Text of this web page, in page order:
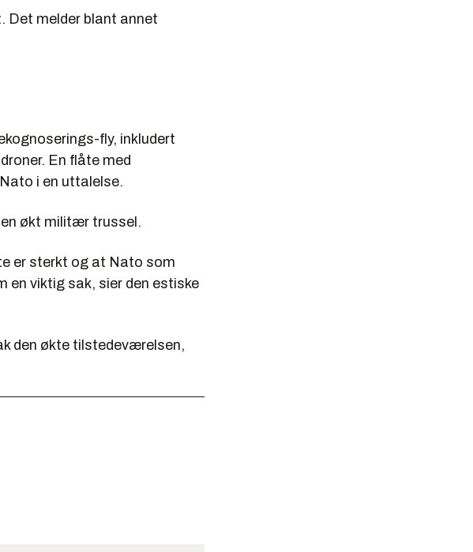
Det melder blant annet
fly, inkludert
En flåte med
i en uttalelse.
økt militær trussel.
er sterkt og at Nato som
en viktig sak, sier den estiske
den økte tilstedeværelsen,